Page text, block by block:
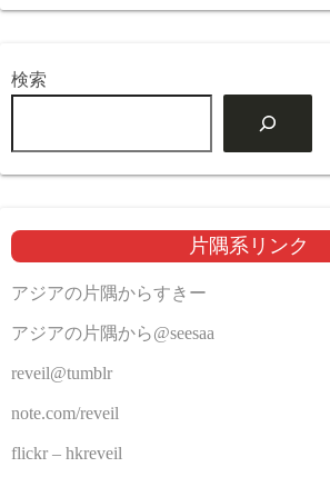
検索
片隅系リンク
アジアの片隅からすきー
アジアの片隅から@seesaa
reveil@tumblr
note.com/reveil
flickr – hkreveil